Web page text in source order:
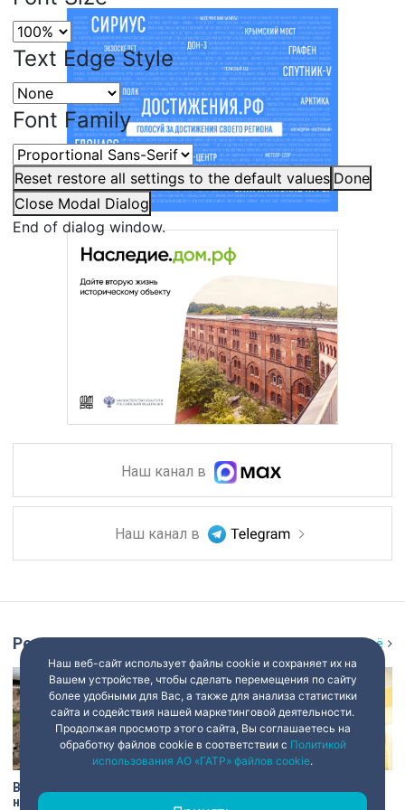
Text Edge Style
Font Family
Reset restore all settings to the default values Done
Close Modal Dialog
End of dialog window.
Наш канал в
Наш канал в
Репортаж Ещё
В Старой Ладоге археологи
нашли крест XI века и
Наш веб-сайт использует файлы cookie и сохраняет их на
Вашем устройстве, чтобы сделать перемещения по сайту
более удобными для Вас, а также для анализа статистики
сайта и содействия нашей маркетинговой деятельности.
Продолжая просмотр этого сайта, Вы соглашаетесь на
обработку файлов cookie в соответствии с Политикой
использования АО «ГАТР» файлов cookie.